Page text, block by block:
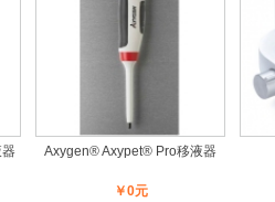
Axygen® Axypet® Pro移液器
￥0元